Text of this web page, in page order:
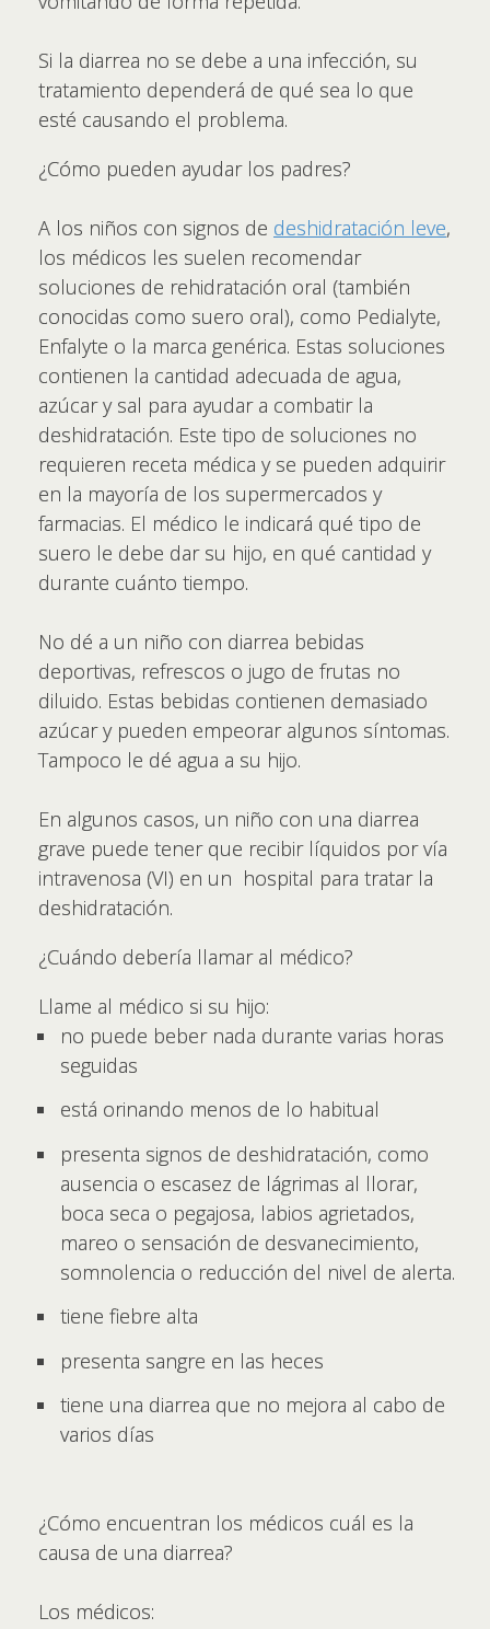
Si la diarrea no se debe a una infección, su
tratamiento dependerá de qué sea lo que
esté causando el problema.
¿Cómo pueden ayudar los padres?
A los niños con signos de deshidratación leve,
los médicos les suelen recomendar
soluciones de rehidratación oral (también
conocidas como suero oral), como Pedialyte,
Enfalyte o la marca genérica. Estas soluciones
contienen la cantidad adecuada de agua,
azúcar y sal para ayudar a combatir la
deshidratación. Este tipo de soluciones no
requieren receta médica y se pueden adquirir
en la mayoría de los supermercados y
farmacias. El médico le indicará qué tipo de
suero le debe dar su hijo, en qué cantidad y
durante cuánto tiempo.
No dé a un niño con diarrea bebidas
deportivas, refrescos o jugo de frutas no
diluido. Estas bebidas contienen demasiado
azúcar y pueden empeorar algunos síntomas.
Tampoco le dé agua a su hijo.
En algunos casos, un niño con una diarrea
grave puede tener que recibir líquidos por vía
intravenosa (VI) en un hospital para tratar la
deshidratación.
¿Cuándo debería llamar al médico?
Llame al médico si su hijo:
no puede beber nada durante varias horas
seguidas
está orinando menos de lo habitual
presenta signos de deshidratación, como
ausencia o escasez de lágrimas al llorar,
boca seca o pegajosa, labios agrietados,
mareo o sensación de desvanecimiento,
somnolencia o reducción del nivel de alerta.
tiene fiebre alta
presenta sangre en las heces
tiene una diarrea que no mejora al cabo de
varios días
¿Cómo encuentran los médicos cuál es la
causa de una diarrea?
Los médicos: